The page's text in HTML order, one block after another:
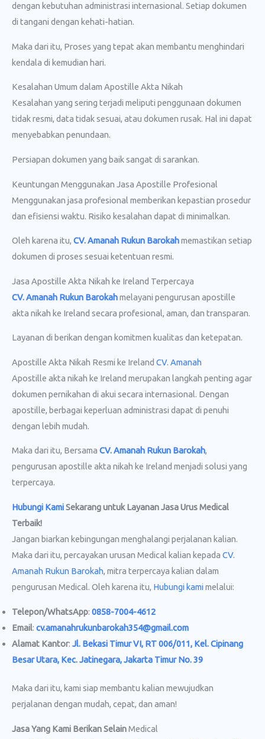
dengan kebutuhan administrasi internasional. Setiap dokumen
di tangani dengan kehati-hatian.
Maka dari itu, Proses yang tepat akan membantu menghindari
kendala di kemudian hari.
Kesalahan Umum dalam Apostille Akta Nikah
Kesalahan yang sering terjadi meliputi penggunaan dokumen
tidak resmi, data tidak sesuai, atau dokumen rusak. Hal ini dapat
menyebabkan penundaan.
Persiapan dokumen yang baik sangat di sarankan.
Keuntungan Menggunakan Jasa Apostille Profesional
Menggunakan jasa profesional memberikan kepastian prosedur
dan efisiensi waktu. Risiko kesalahan dapat di minimalkan.
Oleh karena itu, CV. Amanah Rukun Barokahmemastikan setiap
dokumen di proses sesuai ketentuan resmi.
Jasa Apostille Akta Nikah ke Ireland Terpercaya
CV. Amanah Rukun Barokahmelayani pengurusan apostille
akta nikah ke Ireland secara profesional, aman, dan transparan.
Layanan di berikan dengan komitmen kualitas dan ketepatan.
Apostille Akta Nikah Resmi ke Ireland CV. Amanah
Apostille akta nikah ke Ireland merupakan langkah penting agar
dokumen pernikahan di akui secara internasional. Dengan
apostille, berbagai keperluan administrasi dapat di penuhi
dengan lebih mudah.
Maka dari itu, Bersama CV. Amanah Rukun Barokah,
pengurusan apostille akta nikah ke Ireland menjadi solusi yang
terpercaya.
Hubungi KamiSekarang untuk Layanan Jasa Urus Medical
Terbaik!
Jangan biarkan kebingungan menghalangi perjalanan kalian.
Maka dari itu, percayakan urusan Medical kalian kepada CV.
Amanah Rukun Barokah, mitra terpercaya kalian dalam
pengurusan Medical. Oleh karena itu, Hubungi kamimelalui:
Telepon/WhatsApp: 0858-7004-4612
Email: cv.amanahrukunbarokah354@gmail.com
Alamat Kantor: Jl. Bekasi Timur VI, RT 006/011, Kel. Cipinang
Besar Utara, Kec. Jatinegara, Jakarta Timur No. 39
Maka dari itu, kami siap membantu kalian mewujudkan
perjalanan dengan mudah, cepat, dan aman!
Jasa Yang Kami Berikan SelainMedical